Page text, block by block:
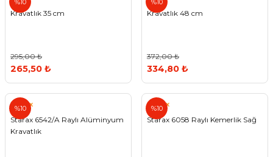
%10
Kravatlık 35 cm
295,00 ₺
265,50 ₺
%10
Kravatlık 48 cm
372,00 ₺
334,80 ₺
%10
Starax
Starax 6542/A Raylı Alüminyum
Kravatlık
%10
Starax
Starax 6058 Raylı Kemerlik Sağ